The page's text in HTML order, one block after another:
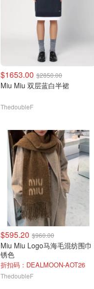
$1653.00 $2850.00
Miu Miu 双层蓝白半裙
ThedoubleF
$595.20 $960.00
Miu Miu Logo马海毛混纺围巾
锈色
折扣码：DEALMOON-AOT26
ThedoubleF